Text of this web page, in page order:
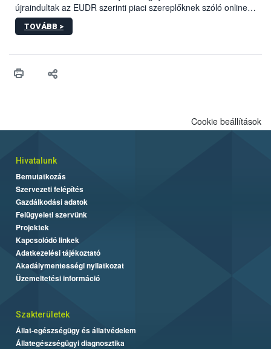
biztonságos grillezés legfontosabb tudnivalóit.
újraindultak az EUDR szerinti piaci szereplőknek szóló online
képzések.
TOVÁBB >
Cookie beállítások
Hivatalunk
Bemutatkozás
Szervezeti felépítés
Gazdálkodási adatok
Felügyeleti szervünk
Projektek
Kapcsolódó linkek
Adatkezelési tájékoztató
Akadálymentességi nyilatkozat
Üzemeltetési információ
Szakterületek
Állat-egészségügy és állatvédelem
Állategészségügyi diagnosztika